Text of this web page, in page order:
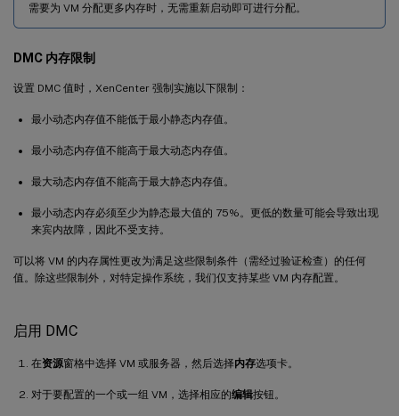
需要为 VM 分配更多内存时，无需重新启动即可进行分配。
DMC 内存限制
设置 DMC 值时，XenCenter 强制实施以下限制：
最小动态内存值不能低于最小静态内存值。
最小动态内存值不能高于最大动态内存值。
最大动态内存值不能高于最大静态内存值。
最小动态内存必须至少为静态最大值的 75%。更低的数量可能会导致出现
来宾内故障，因此不受支持。
可以将 VM 的内存属性更改为满足这些限制条件（需经过验证检查）的任何
值。除这些限制外，对特定操作系统，我们仅支持某些 VM 内存配置。
启用 DMC
在资源窗格中选择 VM 或服务器，然后选择内存选项卡。
对于要配置的一个或一组 VM，选择相应的编辑按钮。